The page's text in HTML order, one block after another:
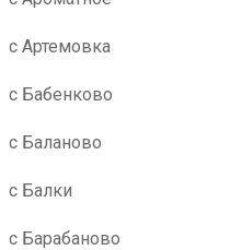
с Артемовка
с Бабенково
с Баланово
с Балки
с Барабаново